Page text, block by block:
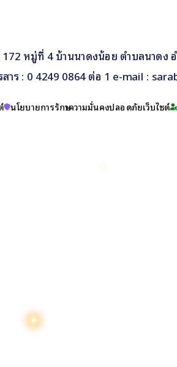
172 หมู่ที่ 4 บ้านนาดงน้อย ตำบลนาดง
าร : 0 4249 0864 ต่อ 1 e-mail :
นโยบายการรักษาความมั่นคงปลอดภัยเว็บไซต์